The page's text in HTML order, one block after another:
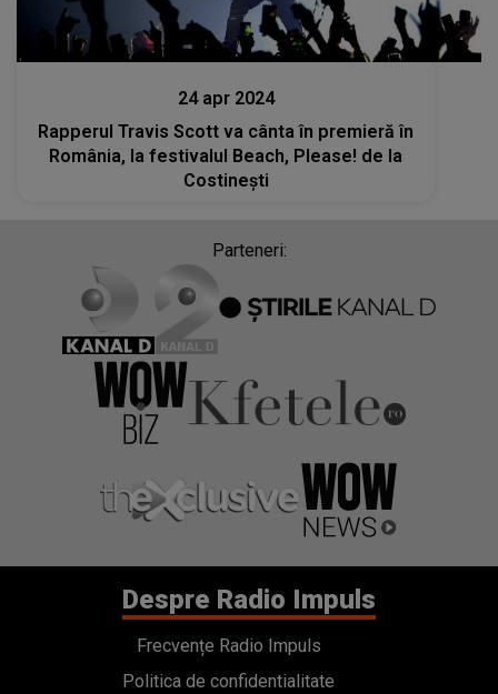
Stiri mondene
24 apr 2024
Rapperul Travis Scott va cânta în premieră în
România, la festivalul Beach, Please! de la
Costineşti
Parteneri:
Despre Radio Impuls
Frecvențe Radio Impuls
Politica de confidentialitate